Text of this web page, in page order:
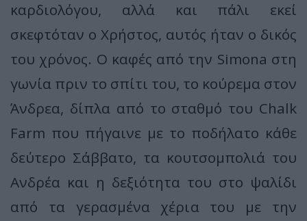
καρδιολόγου, αλλά και πάλι εκεί
σκεφτόταν ο Χρήστος, αυτός ήταν ο δικός
του χρόνος. Ο καφές από την Simona στη
γωνία πριν το σπίτι του, το κούρεμα στον
Άνδρεα, δίπλα από το σταθμό του Chalk
Farm που πήγαινε με το ποδήλατο κάθε
δεύτερο Σάββατο, τα κουτσομπολιά του
Ανδρέα και η δεξιότητα του στο ψαλίδι
από τα γερασμένα χέρια του με την